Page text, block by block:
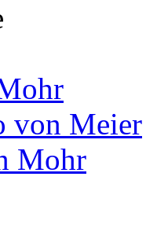
von Meier
Mohr